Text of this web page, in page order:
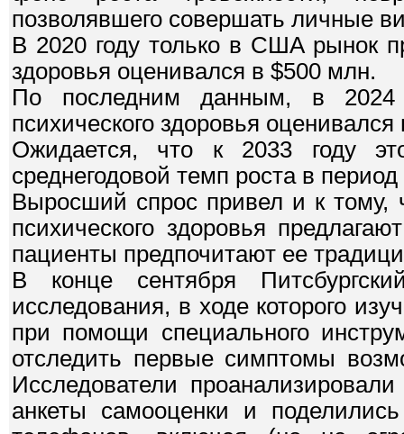
позволявшего совершать личные
В 2020 году только в США рынок
здоровья оценивался в $500 млн.
По последним данным, в 2024
психического здоровья
Ожидается, что к 2033 году
среднегодовой темп роста в
Выросший спрос привел и к тому,
психического здоровья
пациенты предпочитают ее
В конце сентября
исследования, в ходе которого
при помощи специального
отследить первые симптомы
Исследователи
анкеты самооценки и